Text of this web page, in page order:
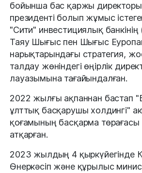
бойынша бас қаржы
президенті болып жұмыс
"Сити" инвестициялық
Таяу Шығыс пен Шығыс
нарықтарындағы стратегия,
талдау жөніндегі өңірлік
лауазымына тағайындалған.
2022 жылғы ақпаннан бастап
ұлттық басқарушы холдингі"
қоғамының басқарма төрағасы
атқарған.
2023 жылдың 4 қыркүйегінде
Өнеркәсіп және құрылыс